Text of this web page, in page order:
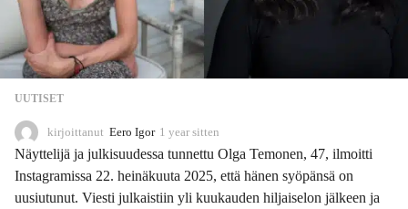
UUTISET
kirjoittanut Eero Igor 1 year sitten
1
o
n
Näyttelijä ja julkisuudessa tunnettu Olga Temonen, 47, ilmoitti
Instagramissa 22. heinäkuuta 2025, että hänen syöpänsä on
uusiutunut. Viesti julkaistiin yli kuukauden hiljaiselon jälkeen ja